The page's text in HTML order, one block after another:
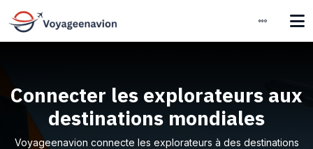
Connecter les explorateurs aux
destinations mondiales
Voyageenavion connecte les explorateurs à des destinations